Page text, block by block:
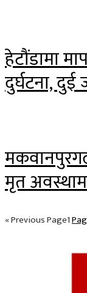
हेटौंडामा
दुर्घटना,
मृत
« PreviousPage1